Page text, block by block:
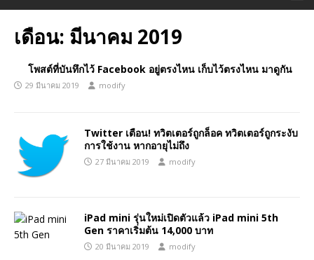
เดือน: มีนาคม 2019
โพสต์ที่บันทึกไว้ Facebook อยู่ตรงไหน เก็บไว้ตรงไหน มาดูกัน
29 มีนาคม 2019 modify
Twitter เตือน! ทวิตเตอร์ถูกล็อค ทวิตเตอร์ถูกระงับ
การใช้งาน หากอายุไม่ถึง
27 มีนาคม 2019 modify
iPad mini รุ่นใหม่เปิดตัวแล้ว iPad mini 5th
Gen ราคาเริ่มต้น 14,000 บาท
20 มีนาคม 2019 modify